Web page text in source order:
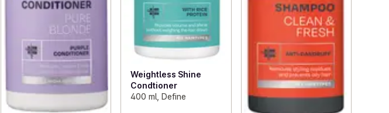
Weightless Shine
Condtioner
400 ml, Define